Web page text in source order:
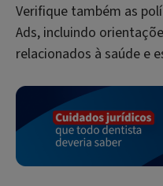
Verifique também as
Ads, incluindo
relacionados à saúde e